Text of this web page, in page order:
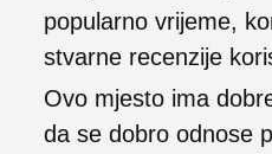
popularno vrijeme,
stvarne recenzije
Ovo mjesto ima
da se dobro odnose